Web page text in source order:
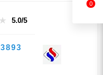
5.0/5
3893
0